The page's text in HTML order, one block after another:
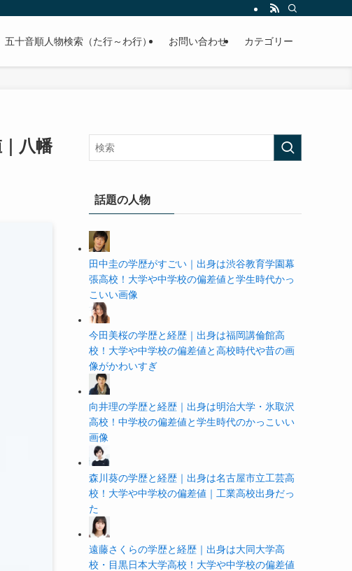
名人の学歴や高校・大学の偏差値まで紹介していきます。
五十音順人物検索（た行～わ行） お問い合わせ カテゴリー
八幡
話題の人物
田中圭の学歴がすごい｜出身は渋谷教育学園幕
張高校！大学や中学校の偏差値と学生時代かっ
こいい画像
今田美桜の学歴と経歴｜出身は福岡講倫館高
校！大学や中学校の偏差値と高校時代や昔の画
像がかわいすぎ
向井理の学歴と経歴｜出身は明治大学・氷取沢
高校！中学校の偏差値と学生時代のかっこいい
画像
森川葵の学歴と経歴｜出身は名古屋市立工芸高
校！大学や中学校の偏差値｜工業高校出身だっ
た
遠藤さくらの学歴と経歴｜出身は大同大学高
校・目黒日本大学高校！大学や中学校の偏差値